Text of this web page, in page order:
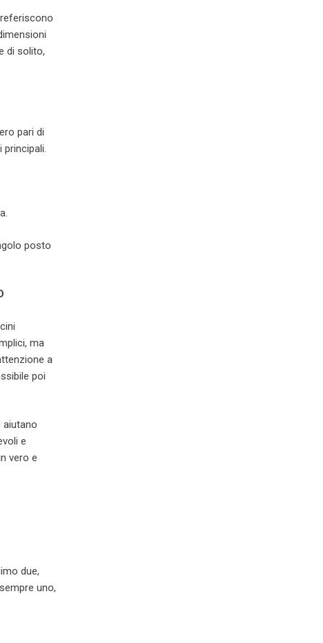
di solito,
pari di
posto
ma
a
poi
aiutano
e
vero e
due,
uno,